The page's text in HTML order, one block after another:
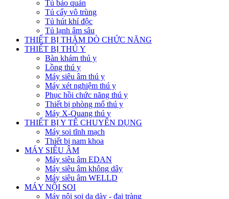
Tủ bảo quản
Tủ cấy vô trùng
Tủ hút khí độc
Tủ lạnh âm sâu
THIẾT BỊ THĂM DÒ CHỨC NĂNG
THIẾT BỊ THÚ Y
Bàn khám thú y
Lồng thú y
Máy siêu âm thú y
Máy xét nghiệm thú y
Phục hồi chức năng thú y
Thiết bị phòng mổ thú y
Máy X-Quang thú y
THIẾT BỊ Y TẾ CHUYÊN DỤNG
Máy soi tĩnh mạch
Thiết bị nam khoa
MÁY SIÊU ÂM
Máy siêu âm EDAN
Máy siêu âm không dây
Máy siêu âm WELLD
MÁY NỘI SOI
Máy nội soi dạ dày - đại tràng